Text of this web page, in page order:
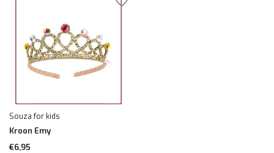
Souza for kids
Kroon Emy
€6,95